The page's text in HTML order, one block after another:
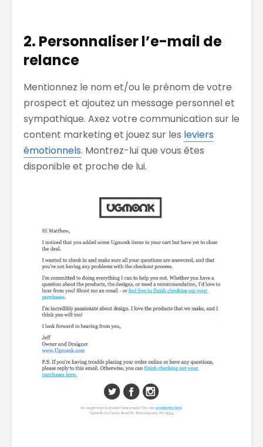
2. Personnaliser l’e-mail de
relance
Mentionnez le nom et/ou le prénom de votre
prospect et ajoutez un message personnel et
sympathique. Axez votre communication sur le
content marketing et jouez sur les leviers
émotionnels. Montrez-lui que vous êtes
disponible et proche de lui.